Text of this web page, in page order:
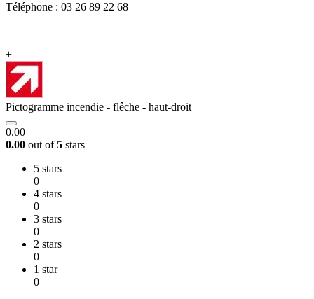
Téléphone : 03 26 89 22 68
+
Pictogramme incendie - flêche - haut-droit
0.00
0.00 out of5 stars
5 stars
0
4 stars
0
3 stars
0
2 stars
0
1 star
0